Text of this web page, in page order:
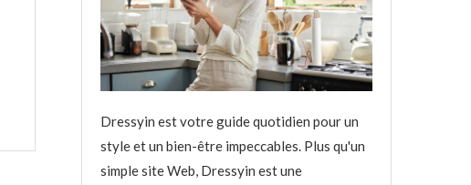
Dressyin est votre guide quotidien pour un
style et un bien-être impeccables. Plus qu'un
simple site Web, Dressyin est une